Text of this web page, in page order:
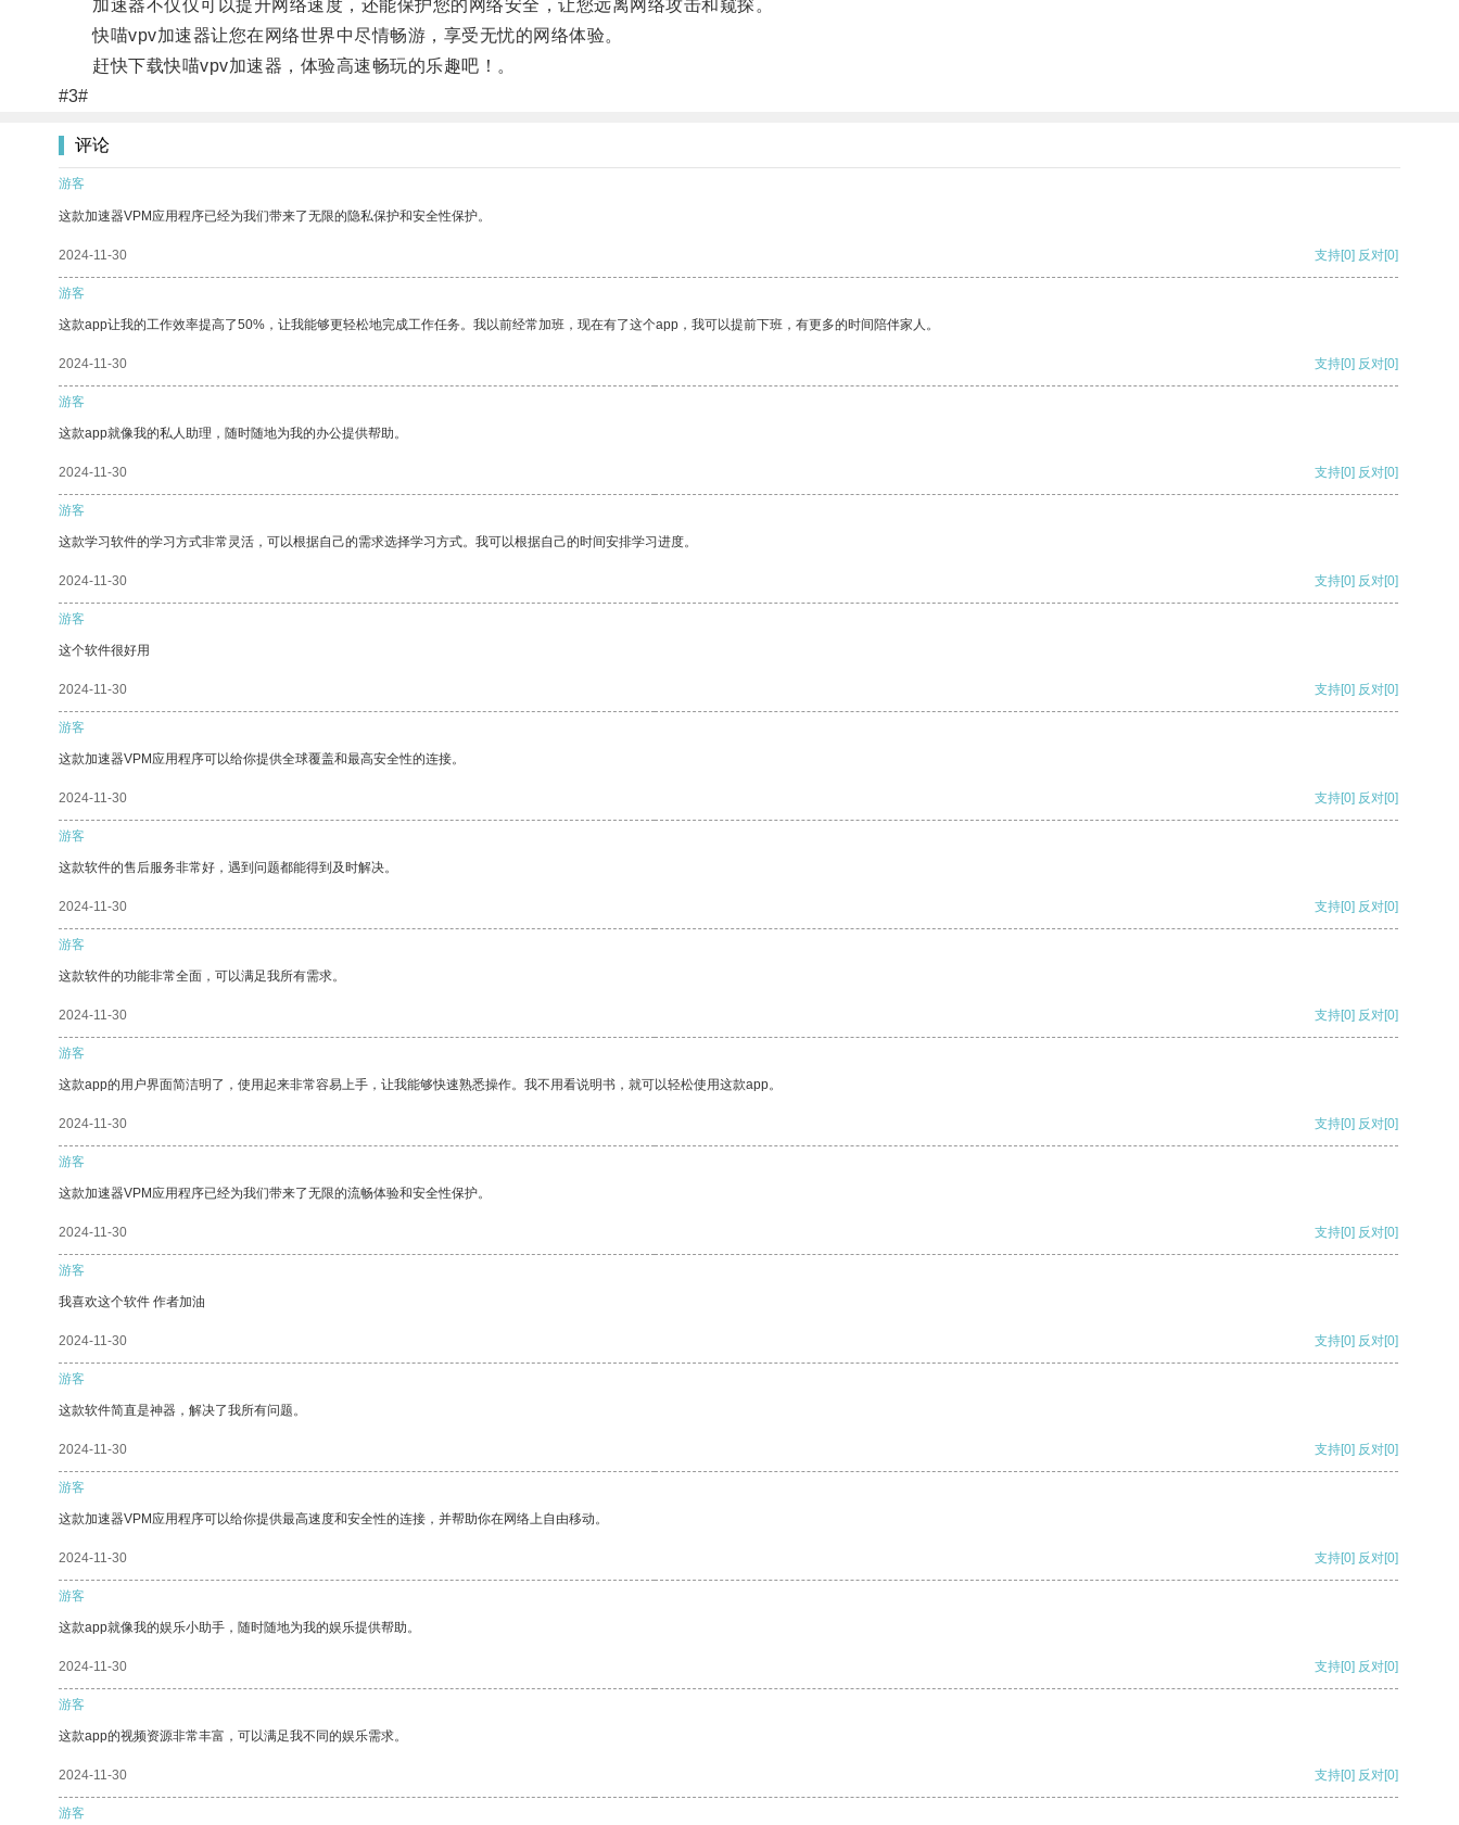
加速器不仅仅可以提升网络速度，还能保护您的网络安全，让您远离网络攻击和窥探。
快喵vpv加速器让您在网络世界中尽情畅游，享受无忧的网络体验。
赶快下载快喵vpv加速器，体验高速畅玩的乐趣吧！。
#3#
评论
游客
这款加速器VPM应用程序已经为我们带来了无限的隐私保护和安全性保护。
2024-11-30 支持[0] 反对[0]
游客
这款app让我的工作效率提高了50%，让我能够更轻松地完成工作任务。我以前经常加班，现在有了这个app，我可以提前下班，有更多的时间陪伴家人。
2024-11-30 支持[0] 反对[0]
游客
这款app就像我的私人助理，随时随地为我的办公提供帮助。
2024-11-30 支持[0] 反对[0]
游客
这款学习软件的学习方式非常灵活，可以根据自己的需求选择学习方式。我可以根据自己的时间安排学习进度。
2024-11-30 支持[0] 反对[0]
游客
这个软件很好用
2024-11-30 支持[0] 反对[0]
游客
这款加速器VPM应用程序可以给你提供全球覆盖和最高安全性的连接。
2024-11-30 支持[0] 反对[0]
游客
这款软件的售后服务非常好，遇到问题都能得到及时解决。
2024-11-30 支持[0] 反对[0]
游客
这款软件的功能非常全面，可以满足我所有需求。
2024-11-30 支持[0] 反对[0]
游客
这款app的用户界面简洁明了，使用起来非常容易上手，让我能够快速熟悉操作。我不用看说明书，就可以轻松使用这款app。
2024-11-30 支持[0] 反对[0]
游客
这款加速器VPM应用程序已经为我们带来了无限的流畅体验和安全性保护。
2024-11-30 支持[0] 反对[0]
游客
我喜欢这个软件 作者加油
2024-11-30 支持[0] 反对[0]
游客
这款软件简直是神器，解决了我所有问题。
2024-11-30 支持[0] 反对[0]
游客
这款加速器VPM应用程序可以给你提供最高速度和安全性的连接，并帮助你在网络上自由移动。
2024-11-30 支持[0] 反对[0]
游客
这款app就像我的娱乐小助手，随时随地为我的娱乐提供帮助。
2024-11-30 支持[0] 反对[0]
游客
这款app的视频资源非常丰富，可以满足我不同的娱乐需求。
2024-11-30 支持[0] 反对[0]
游客